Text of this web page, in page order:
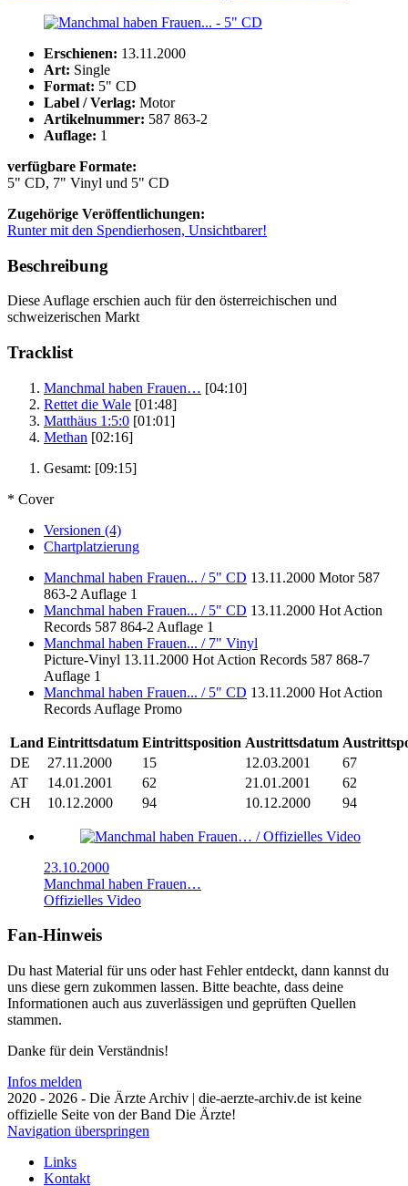
Erschienen: 13.11.2000
Art: Single
Format: 5" CD
Label / Verlag: Motor
Artikelnummer: 587 863-2
Auflage: 1
verfügbare Formate:
5" CD, 7" Vinyl und 5" CD
Zugehörige Veröffentlichungen:
Runter mit den Spendierhosen, Unsichtbarer!
Beschreibung
Diese Auflage erschien auch für den österreichischen und
schweizerischen Markt
Tracklist
Manchmal haben Frauen… [04:10]
Rettet die Wale [01:48]
Matthäus 1:5:0 [01:01]
Methan [02:16]
Gesamt: [09:15]
* Cover
Versionen (4)
Chartplatzierung
Manchmal haben Frauen... / 5" CD 13.11.2000 Motor 587
863-2 Auflage 1
Manchmal haben Frauen... / 5" CD 13.11.2000 Hot Action
Records 587 864-2 Auflage 1
Manchmal haben Frauen... / 7" Vinyl
Picture-Vinyl 13.11.2000 Hot Action Records 587 868-7
Auflage 1
Manchmal haben Frauen... / 5" CD 13.11.2000 Hot Action
Records Auflage Promo
Land Eintrittsdatum Eintrittsposition Austrittsdatum
DE
27.11.2000 15 12.03.2001
67
AT
14.01.2001 62 21.01.2001
62
CH
10.12.2000 94 10.12.2000 94
23.10.2000
Manchmal haben Frauen…
Offizielles Video
Fan-Hinweis
Du hast Material für uns oder hast Fehler entdeckt, dann kannst du
uns diese gern zukommen lassen. Bitte beachte, dass deine
Informationen auch aus zuverlässigen und geprüften Quellen
stammen.
Danke für dein Verständnis!
Infos melden
2020 - 2026 - Die Ärzte Archiv | die-aerzte-archiv.de ist keine
offizielle Seite von der Band Die Ärzte!
Navigation überspringen
Links
Kontakt